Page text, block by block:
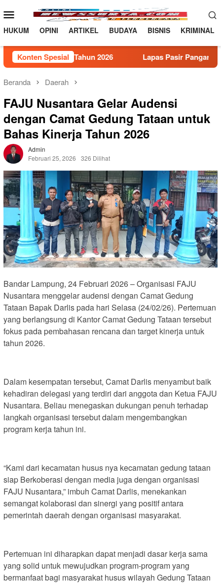
ke
konten
Menu
Mobile
HUKUM OPINI ARTIKEL BUDAYA BISNIS KRIMINAL
Konten Spesial
Hulu Tahun 2026 Lapas Pasir Pangarayan
Beranda Daerah
FAJU Nusantara Gelar Audensi
dengan Camat Gedung Tataan untuk
Bahas Kinerja Tahun 2026
Admin
Februari 25, 2026
326 Dilihat
Bandar Lampung, 24 Februari 2026 – Organisasi FAJU
Nusantara menggelar audensi dengan Camat Gedung
Tataan Bapak Darlis pada hari Selasa (24/02/26). Pertemuan
yang berlangsung di Kantor Camat Gedung Tataan tersebut
fokus pada pembahasan rencana dan target kinerja untuk
tahun 2026.
Dalam kesempatan tersebut, Camat Darlis menyambut baik
kehadiran delegasi yang terdiri dari anggota dan Ketua FAJU
Nusantara. Beliau menegaskan dukungan penuh terhadap
langkah organisasi tersebut dalam mengembangkan
program kerja tahun ini.
“Kami dari kecamatan husus nya kecamatan gedung tataan
siap Berkoberasi dengan media juga dengan organisasi
FAJU Nusantara,” imbuh Camat Darlis, menekankan
semangat kolaborasi dan sinergi yang positif antara
pemerintah daerah dengan organisasi masyarakat.
Pertemuan ini diharapkan dapat menjadi dasar kerja sama
yang solid untuk mewujudkan program-program yang
bermanfaat bagi masyarakat husus wilayah Gedung Tataan